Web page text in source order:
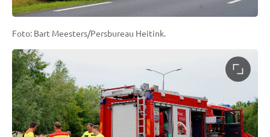
Foto: Bart Meesters/Persbureau Heitink.